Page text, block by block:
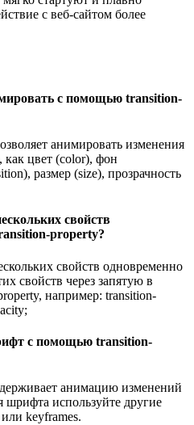
с веб-сайтом более
с помощью transition-
анимировать изменения
как цвет (color), фон
размер (size), прозрачность
свойств
property?
свойств одновременно
свойств через запятую в
например: transition-
с помощью transition-
анимацию изменений
используйте другие
keyframes.